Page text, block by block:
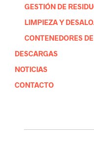
GESTIÓN DE
LIMPIEZA Y
CONTENEDORES
DESCARGAS
NOTICIAS
CONTACTO